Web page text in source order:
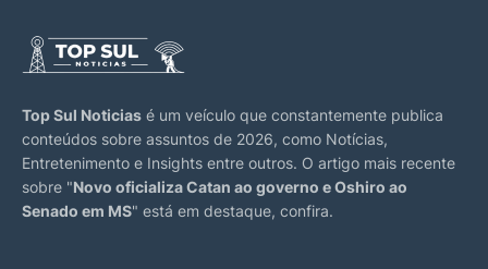
Top Sul Noticias é um veículo que constantemente publica
conteúdos sobre assuntos de 2026, como Notícias,
Entretenimento e Insights entre outros. O artigo mais recente
sobre "Novo oficializa Catan ao governo e Oshiro ao
Senado em MS" está em destaque, confira.